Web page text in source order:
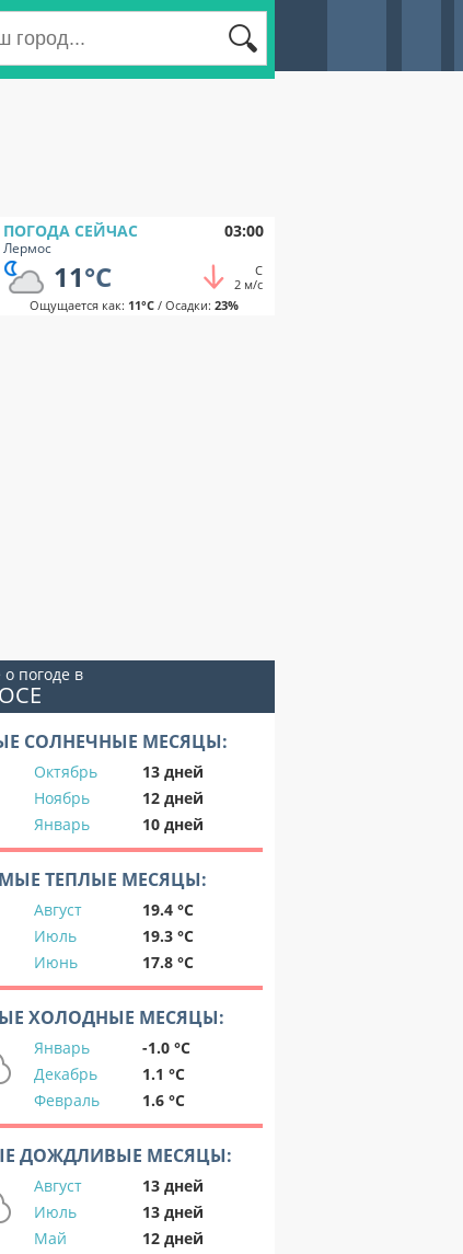
ПОГОДА СЕЙЧАС 03:00
Лермос
11°C
С
2 м/с
Ощущается как: 11°C/ Осадки: 23%
погоде в
СОЛНЕЧНЫЕ МЕСЯЦЫ:
Октябрь
13 дней
Ноябрь
12 дней
Январь
10 дней
ТЕПЛЫЕ МЕСЯЦЫ:
Август
19.4 °C
Июль
19.3 °C
Июнь
17.8 °C
ХОЛОДНЫЕ МЕСЯЦЫ:
Январь
-1.0 °C
Декабрь
1.1 °C
Февраль
1.6 °C
ДОЖДЛИВЫЕ МЕСЯЦЫ:
Август
13 дней
Июль
13 дней
Май
12 дней